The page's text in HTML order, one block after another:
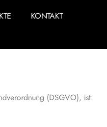
KONTAKT
(DSGVO), ist: